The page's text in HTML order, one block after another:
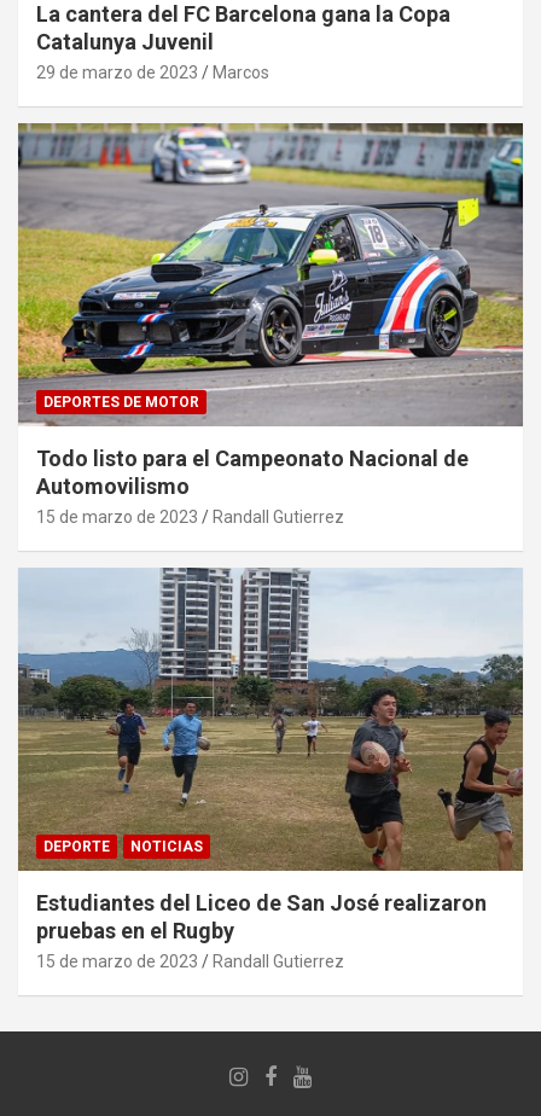
La cantera del FC Barcelona gana la Copa
Catalunya Juvenil
29 de marzo de 2023 Marcos
DEPORTES DE MOTOR
Todo listo para el Campeonato Nacional de
Automovilismo
15 de marzo de 2023 Randall Gutierrez
DEPORTE NOTICIAS
Estudiantes del Liceo de San José realizaron
pruebas en el Rugby
15 de marzo de 2023 Randall Gutierrez